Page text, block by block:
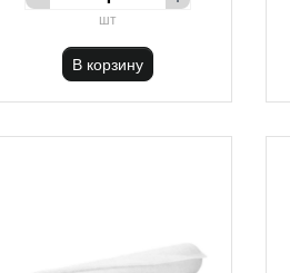
шт
В корзину